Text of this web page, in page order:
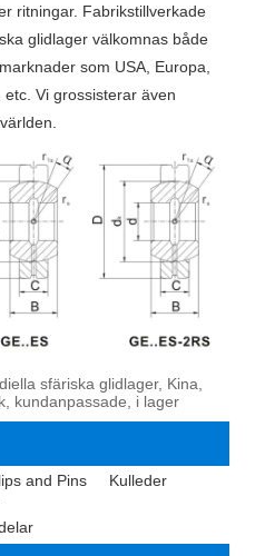
ritningar. Fabrikstillverkade
glidlager välkomnas både
som USA, Europa,
Vi grossisterar även
sfäriska glidlager, Kina,
kundanpassade, i lager
and Pins
Kulleder